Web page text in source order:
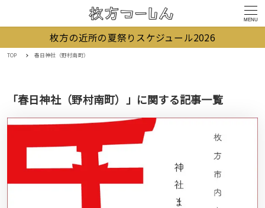
MENU
枚方の近所の夏祭りスケジュール2026
TOP 春日神社（野村南町）
「春日神社（野村南町）」に関する記事一覧